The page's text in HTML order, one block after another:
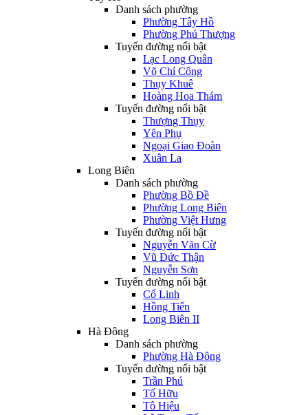
Danh sách phường
Phường Tây Hồ
Phường Phú Thượng
Tuyến đường nổi bật
Lạc Long Quân
Võ Chí Công
Thụy Khuê
Hoàng Hoa Thám
Tuyến đường nổi bật
Thượng Thụy
Yên Phụ
Ngoại Giao Đoàn
Xuân La
Long Biên
Danh sách phường
Phường Bồ Đề
Phường Long Biên
Phường Việt Hưng
Tuyến đường nổi bật
Nguyễn Văn Cừ
Vũ Đức Thận
Nguyễn Sơn
Tuyến đường nổi bật
Cổ Linh
Hồng Tiến
Long Biên II
Hà Đông
Danh sách phường
Phường Hà Đông
Tuyến đường nổi bật
Trần Phú
Tố Hữu
Tô Hiệu